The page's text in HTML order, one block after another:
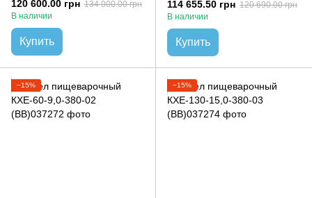
120 600.00 грн 134 000.00 грн
В наличии
Купить
114 655.50 грн 120 690.00 грн
В наличии
Купить
−15% −15%